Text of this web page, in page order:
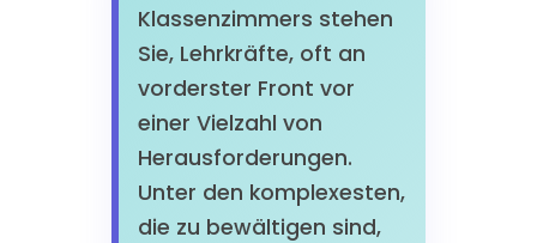
Klassenzimmers stehen
Sie, Lehrkräfte, oft an
vorderster Front vor
einer Vielzahl von
Herausforderungen.
Unter den komplexesten,
die zu bewältigen sind,